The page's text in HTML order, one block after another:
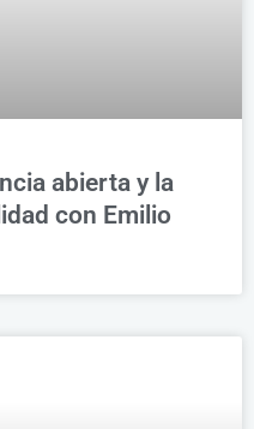
abierta y la
con Emilio